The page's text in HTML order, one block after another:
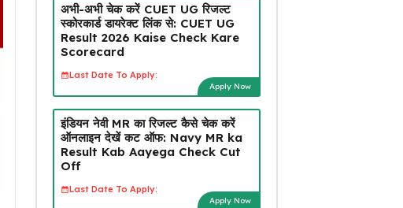
अभी-अभी चेक करें CUET UG रिजल्ट
स्कोरकार्ड डायरेक्ट लिंक से: CUET UG
Result 2026 Kaise Check Kare
Scorecard
Last Date To Apply:
Apply Now
इंडियन नेवी MR का रिजल्ट कैसे चेक करें
ऑनलाइन देखें कट ऑफ: Navy MR ka
Result Kab Aayega Check Cut
Off
Last Date To Apply:
Apply Now